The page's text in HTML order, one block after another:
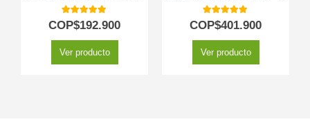
5.00out of 5
COP$192.900
Ver producto
5.00out of 5
COP$401.900
Ver producto